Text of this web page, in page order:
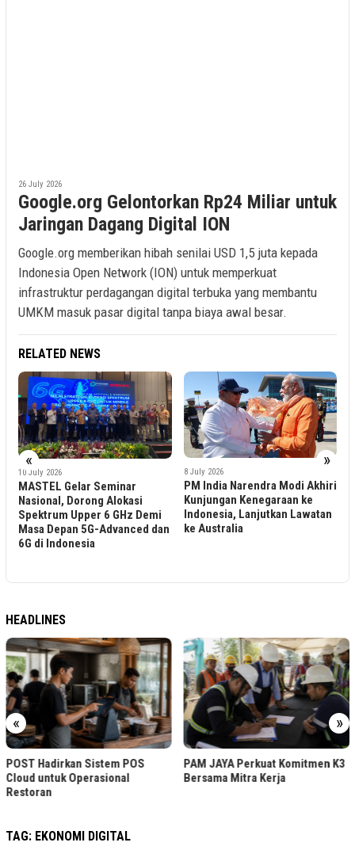
26 July 2026
Google.org Gelontorkan Rp24 Miliar untuk
Jaringan Dagang Digital ION
Google.org memberikan hibah senilai USD 1,5 juta kepada
Indonesia Open Network (ION) untuk memperkuat
infrastruktur perdagangan digital terbuka yang membantu
UMKM masuk pasar digital tanpa biaya awal besar.
RELATED NEWS
« »
10 July 2026
MASTEL Gelar Seminar
Nasional, Dorong Alokasi
Spektrum Upper 6 GHz Demi
Masa Depan 5G-Advanced dan
6G di Indonesia
8 July 2026
PM India Narendra Modi Akhiri
Kunjungan Kenegaraan ke
Indonesia, Lanjutkan Lawatan
ke Australia
HEADLINES
« »
POST Hadirkan Sistem POS
Cloud untuk Operasional
Restoran
PAM JAYA Perkuat Komitmen K3
Bersama Mitra Kerja
TAG: EKONOMI DIGITAL